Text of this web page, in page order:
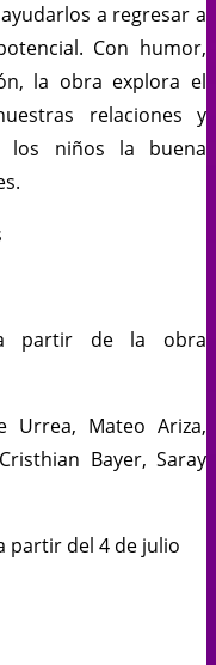
a regresar a
Con humor,
la obra explora el
relaciones y
los niños la buena
partir de la obra
Urrea, Mateo Ariza,
Bayer, Saray
partir del 4 de julio